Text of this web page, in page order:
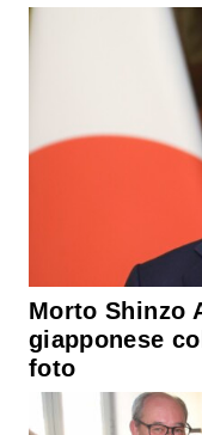
Morto Shinzo
giapponese
foto